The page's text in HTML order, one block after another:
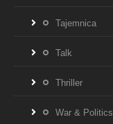
Tajemnica
Talk
Thriller
War & Politics